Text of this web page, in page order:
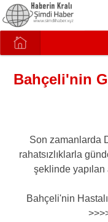
Bahçeli'nin
Son zamanlarda
rahatsızlıklarla
şeklinde yapılan
Bahçeli'nin